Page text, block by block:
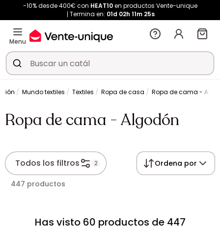
-10% desde 400€ con HEAT10en productos Vente-unique
Termina en: 01d 02h 11m 25s
Menu
Mundo textiles Textiles Ropa de casa Ropa de cama -
Ropa de cama - Algodón
Todos los filtros 2 Ordena por
447 productos
Has visto 60 productos de 447